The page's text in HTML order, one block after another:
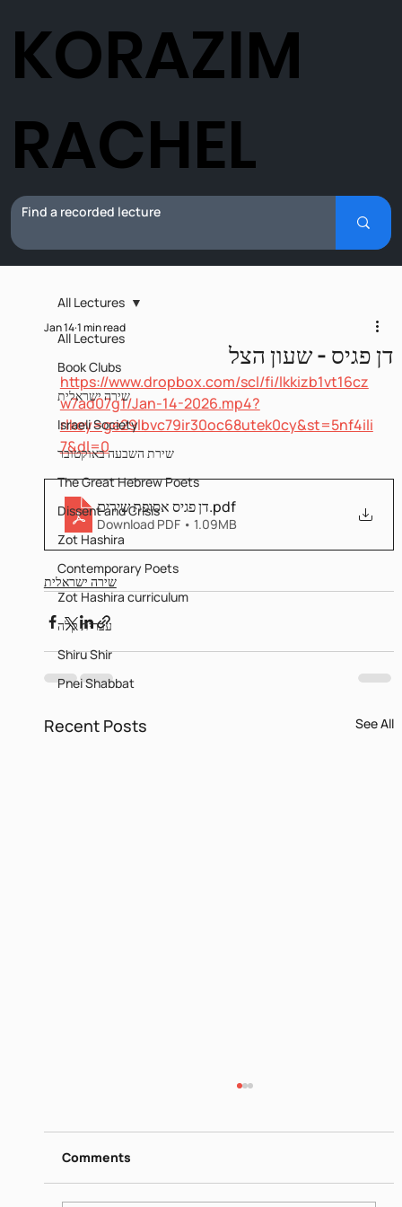
All Lectures
Book Clubs
שירה ישראלית
Israeli Society
שירת השבעה באוקטובר
The Great Hebrew Poets
Dissent and Crisis
Zot Hashira
Contemporary Poets
Zot Hashira curriculum
עברית קלה
Shiru Shir
Pnei Shabbat
All Lectures
דן פגיס - שעון הצל
Jan 141 min read
https://www.dropbox.com/scl/fi/lkkizb1vt16cz
w7ad07g1/Jan-14-2026.mp4?
rlkey=ge29lbvc79ir30oc68utek0cy&st=5nf4ili
7&dl=0
דן פגיס אסופת שירים.pdf
Download PDF • 1.09MB
שירה ישראלית
Recent Posts See All
https://www.dropbox.com/scl/fi/26ip5u1qjrn
gquo4hqe8o/I-Jun-16-2026.mp4?
rlkey=vrn1b0lj2e1jk7v84mh31x695&st=nmt0
yvgu&dl=0
Comments
KORAZIM
RACHEL